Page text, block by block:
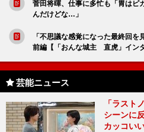
菅田将暉、仕事に多忙も「胃は
んだけどな…」
「不思議な感覚になった最終回を
前編【「おんな城主 直虎」インタ
芸能ニュース
「ラスト
シーンに
カッコい